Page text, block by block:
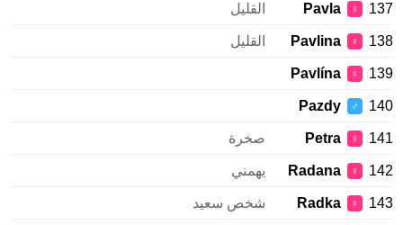
137
♀
Pavla القليل
138
♀
Pavlina القليل
139
♀
Pavlína
140
♂
Pazdy
141
♀
Petra صخرة
142
♀
Radana يهمني
143
♀
Radka شخص سعيد